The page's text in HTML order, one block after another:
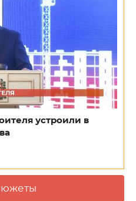
устроили в